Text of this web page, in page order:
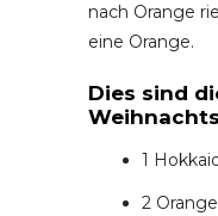
nach Orange
eine Orange.
Dies sind
1
2